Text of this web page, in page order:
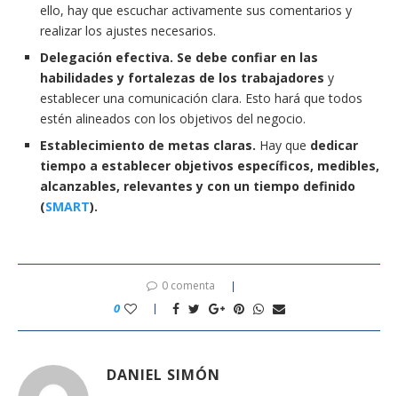
ello, hay que escuchar activamente sus comentarios y
realizar los ajustes necesarios.
Delegación efectiva. Se debe confiar en las
habilidades y fortalezas de los trabajadores y
establecer una comunicación clara. Esto hará que todos
estén alineados con los objetivos del negocio.
Establecimiento de metas claras. Hay que dedicar
tiempo a establecer objetivos específicos, medibles,
alcanzables, relevantes y con un tiempo definido
(SMART).
0 comenta
0
DANIEL SIMÓN